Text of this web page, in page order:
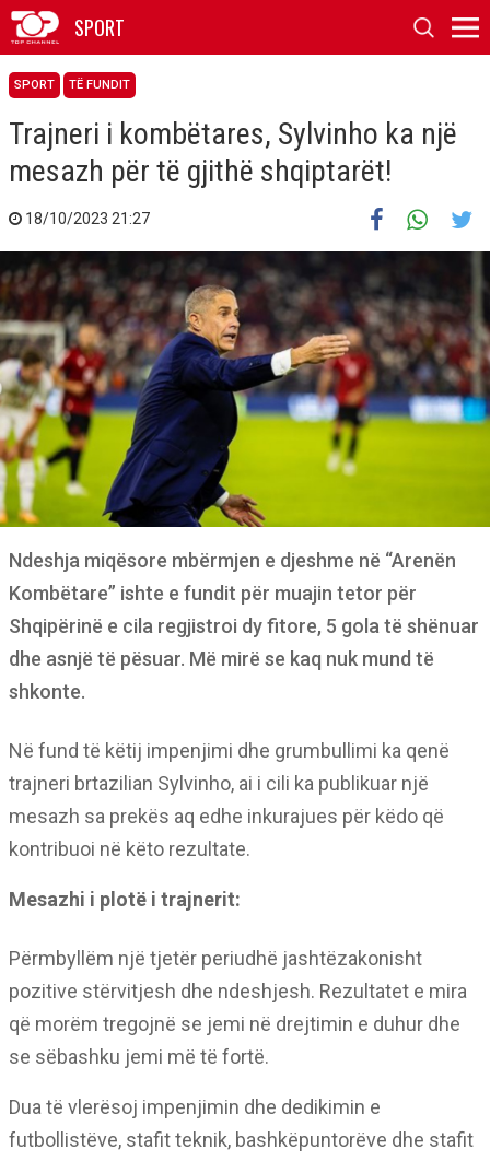
SPORT
SPORT TË FUNDIT
Trajneri i kombëtares, Sylvinho ka një
mesazh për të gjithë shqiptarët!
18/10/2023 21:27
Ndeshja miqësore mbërmjen e djeshme në “Arenën
Kombëtare” ishte e fundit për muajin tetor për
Shqipërinë e cila regjistroi dy fitore, 5 gola të shënuar
dhe asnjë të pësuar. Më mirë se kaq nuk mund të
shkonte.
Në fund të këtij impenjimi dhe grumbullimi ka qenë
trajneri brtazilian Sylvinho, ai i cili ka publikuar një
mesazh sa prekës aq edhe inkurajues për këdo që
kontribuoi në këto rezultate.
Mesazhi i plotë i trajnerit:
Përmbyllëm një tjetër periudhë jashtëzakonisht
pozitive stërvitjesh dhe ndeshjesh. Rezultatet e mira
që morëm tregojnë se jemi në drejtimin e duhur dhe
se sëbashku jemi më të fortë.
Dua të vlerësoj impenjimin dhe dedikimin e
futbollistëve, stafit teknik, bashkëpuntorëve dhe stafit